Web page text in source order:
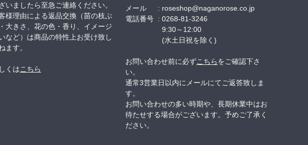
いましたら至急ご連絡ください。
様理由による返品交換（苗の枝ぶ
大きさ、花の色・香り、イメージ
など）は商品の特性上お受け致し
ます。
くはこちら
メール
roseshop@naganorose.co.jp
電話番号
0268-81-3246
9:30～12:00
(水土日祝を除く)
お問い合わせ前に必ずこちらをご確認下さ
い。
通常3営業日以内にメールにてご返答致しま
す。
お問い合わせの多い時期や、長期休業中はお
待たせする場合がございます。予めご了承く
ださい。